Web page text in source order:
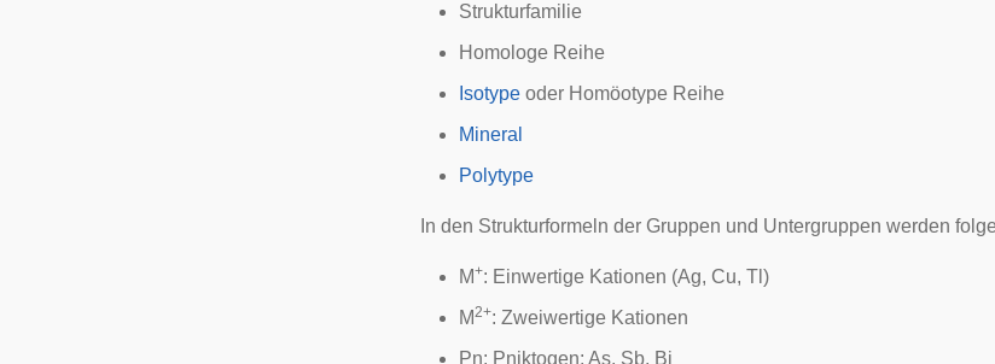
Strukturfamilie
Homologe Reihe
Isotype oder Homöotype Reihe
Mineral
Polytype
In den Strukturformeln der Gruppen und Untergruppen werden
M+: Einwertige Kationen (Ag, Cu, Tl)
M2+: Zweiwertige Kationen
Pn: Pniktogen: As, Sb, Bi